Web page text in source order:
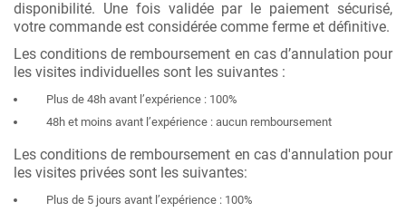
disponibilité. Une fois validée par le paiement sécurisé,
votre commande est considérée comme ferme et définitive.
Les conditions de remboursement en cas d’annulation pour
les visites individuelles sont les suivantes :
Plus de 48h avant l’expérience : 100%
48h et moins avant l’expérience : aucun remboursement
Les conditions de remboursement en cas d'annulation pour
les visites privées sont les suivantes:
Plus de 5 jours avant l’expérience : 100%